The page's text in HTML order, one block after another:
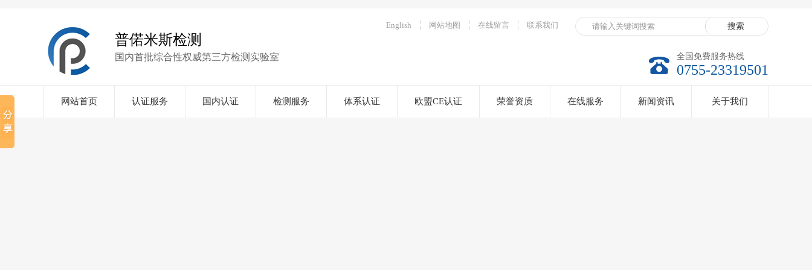
普偌米斯检测
国内首批综合性权威第三方检测实验室
English 网站地图 在线留言 联系我们
全国免费服务热线
0755-23319501
网站首页 认证服务 国内认证 检测服务 体系认证 欧盟CE认证 荣誉资质 在线服务 新闻资讯 关于我们